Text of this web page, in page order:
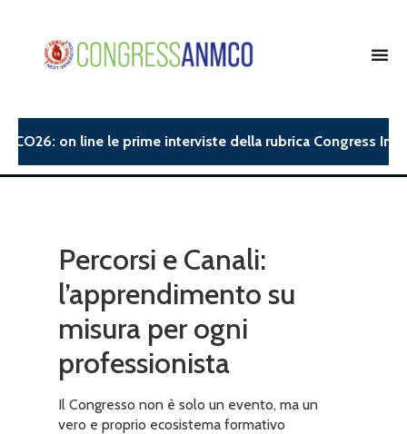
on line le prime interviste della rubrica Congress
Percorsi e Canali:
l’apprendimento su
misura per ogni
professionista
Il Congresso non è solo un evento, ma un
vero e proprio ecosistema formativo